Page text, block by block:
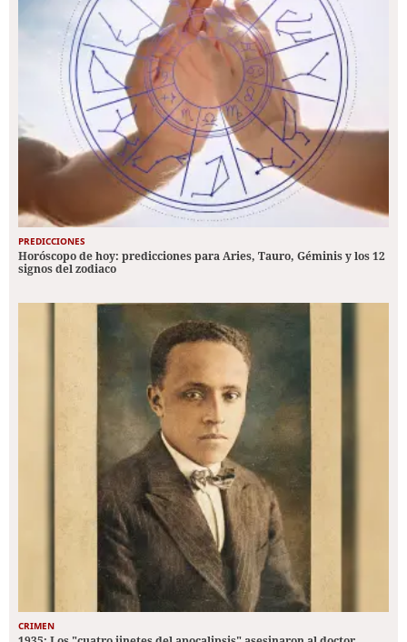
PREDICCIONES
Horóscopo de hoy: predicciones para Aries, Tauro, Géminis y los 12
signos del zodiaco
CRIMEN